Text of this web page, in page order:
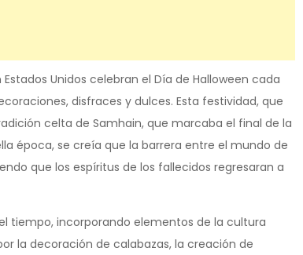
Unidos celebran el Día de Halloween cada
disfraces y dulces. Esta festividad, que
celta de Samhain, que marcaba el final de la
época, se creía que la barrera entre el mundo de
que los espíritus de los fallecidos regresaran a
tiempo, incorporando elementos de la cultura
la decoración de calabazas, la creación de